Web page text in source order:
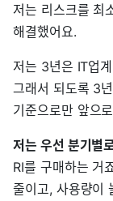
저는 리스크를 최
해결했어요.
저는 3년은 IT업
그래서 되도록 3
기준으로만 앞으
저는 우선 분기별
RI를 구매하는 거
줄이고, 사용량이